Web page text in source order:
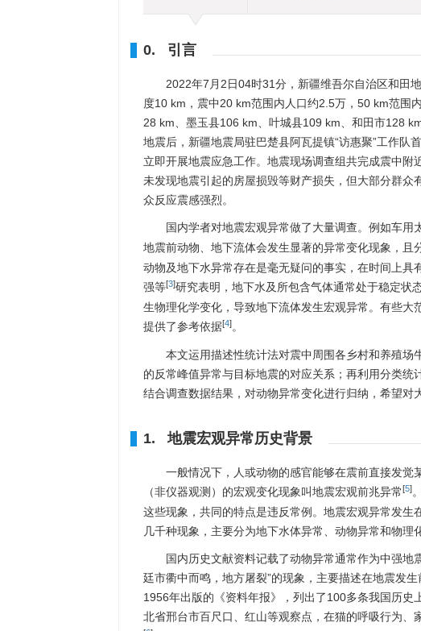
0. 引言
2022年7月2日04时31分，新疆维吾尔自治区和田
度10 km，震中20 km范围内人口约2.5万，50 km范围
28 km、墨玉县106 km、叶城县109 km、和田市128
地震后，新疆地震局驻巴楚县阿瓦提镇“访惠聚”工作队
立即开展地震应急工作。地震现场调查组共完成震中附
未发现地震引起的房屋损毁等财产损失，但大部分群
众反应震感强烈。
国内学者对地震宏观异常做了大量调查。例如车用
地震前动物、地下流体会发生显著的异常变化现象，且
动物及地下水异常存在是毫无疑问的事实，在时间上
强等[3]研究表明，地下水及所包含气体通常处于稳定状
生物理化学变化，导致地下流体发生宏观异常。有些
提供了参考依据[4]。
本文运用描述性统计法对震中周围各乡村和养殖
的反常峰值异常与目标地震的对应关系；再利用分类统
结合调查数据结果，对动物异常变化进行归纳，希望对
1. 地震宏观异常历史背景
一般情况下，人或动物的感官能够在震前直接发
（非仪器观测）的宏观变化现象叫地震宏观前兆异常[5]
这些现象，共同的特点是违反常例。地震宏观异常发
几千种现象，主要分为地下水体异常、动物异常和物理
国内历史文献资料记载了动物异常通常作为中强地
廷市衢中而鸣，地方屠裂”的现象，主要描述在地震发
1956年出版的《资料年报》，列出了100多条我国历
北省邢台市百尺口、红山等观察点，在猫的呼吸行为